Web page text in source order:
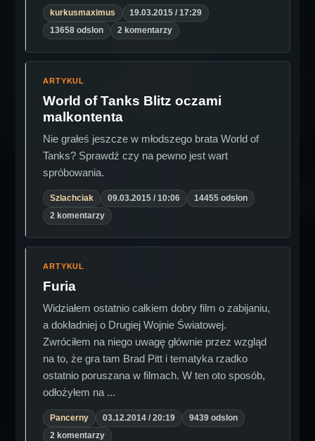
kurkusmaximus
19.03.2015 / 17:29
13658 odslon
2 komentarzy
ARTYKUL
World of Tanks Blitz oczami
malkontenta
Nie grałeś jeszcze w młodszego brata World of
Tanks? Sprawdź czy na pewno jest wart
spróbowania.
Szlachciak 09.03.2015 / 10:06
14455 odslon
2 komentarzy
ARTYKUL
Furia
Widziałem ostatnio całkiem dobry film o zabijaniu,
a dokładniej o Drugiej Wojnie Światowej.
Zwróciłem na niego uwagę głównie przez wzgląd
na to, że gra tam Brad Pitt i tematyka rzadko
ostatnio poruszana w filmach. W ten oto sposób,
odłożyłem na ...
Pancerny 03.12.2014 / 20:19
9439 odslon
2 komentarzy